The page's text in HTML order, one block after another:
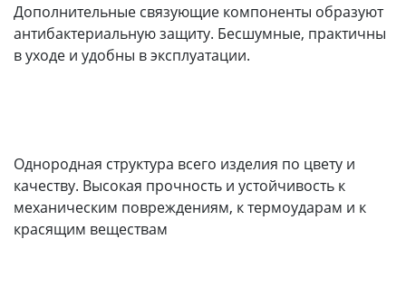
Дополнительные связующие компоненты образуют
антибактериальную защиту. Бесшумные, практичны
в уходе и удобны в эксплуатации.
Однородная структура всего изделия по цвету и
качеству. Высокая прочность и устойчивость к
механическим повреждениям, к термоударам и к
красящим веществам